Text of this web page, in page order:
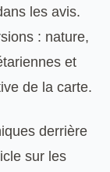
les avis.
: nature,
et
de la carte.
derrière
sur les